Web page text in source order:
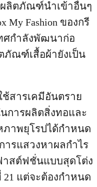
ผลิตภัณฑ์นำเข้าอื่นๆ
Fashion ของกรี
ศกำลังพัฒนาก่อ
ภัณฑ์เสื้อผ้ายังเป็น
สารเคมีอันตราย
การผลิตสิ่งทอและ
าพยุโรปได้กำหนด
ารแสวงหาผลกำไร
าสต์ฟชั่นแบบสุดโต่ง
แต่จะต้องกำหนด